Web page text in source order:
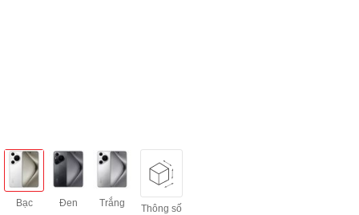
Bạc Đen Trắng
Thông số